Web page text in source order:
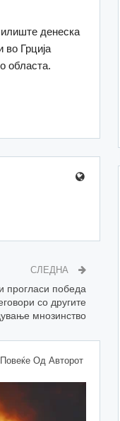
денеска
во Грција
областа.
СЛЕДНА
прогласи победа
со другите
мнозинство
Повеќе Од Авторот